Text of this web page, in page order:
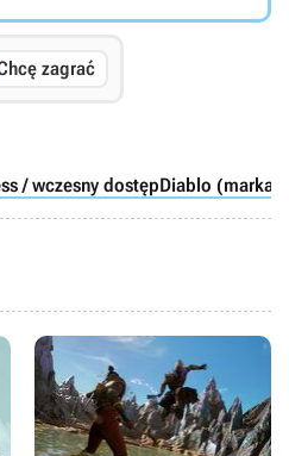
zagrać
/ wczesny dostępDiablo (marka)